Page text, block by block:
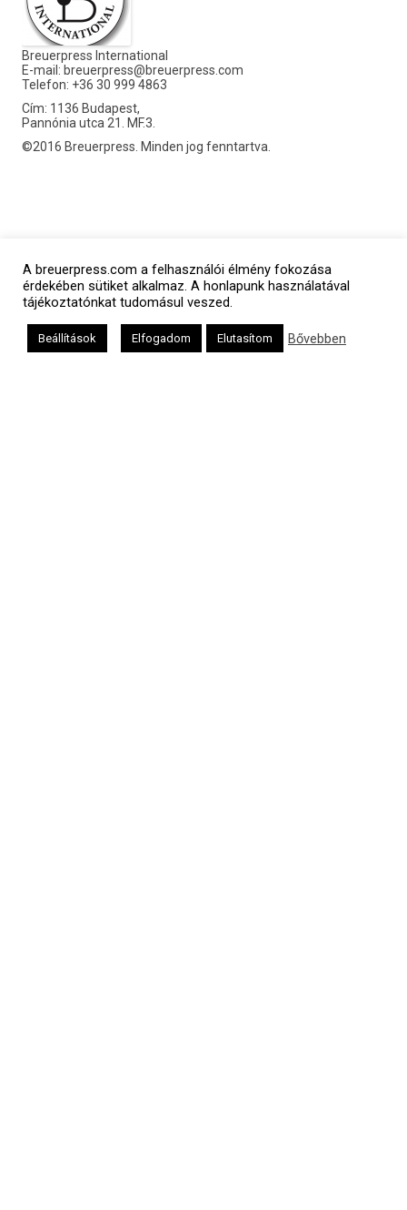
Breuerpress International
E-mail: breuerpress@breuerpress.com
Telefon: +36 30 999 4863
Cím: 1136 Budapest,
Pannónia utca 21. MF.3.
©2016 Breuerpress. Minden jog fenntartva.
A breuerpress.com a felhasználói élmény fokozása
érdekében sütiket alkalmaz. A honlapunk használatával
tájékoztatónkat tudomásul veszed.
Beállítások Elfogadom Elutasítom Bővebben